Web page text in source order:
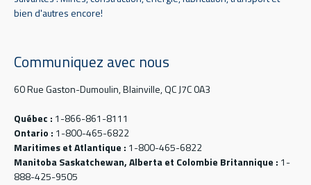
bien d'autres encore!
Communiquez avec nous
60 Rue Gaston-Dumoulin, Blainville, QC J7C 0A3
Québec : 1-866-861-8111
Ontario : 1-800-465-6822
Maritimes et Atlantique : 1-800-465-6822
Manitoba Saskatchewan, Alberta et Colombie Britannique : 1-
888-425-9505